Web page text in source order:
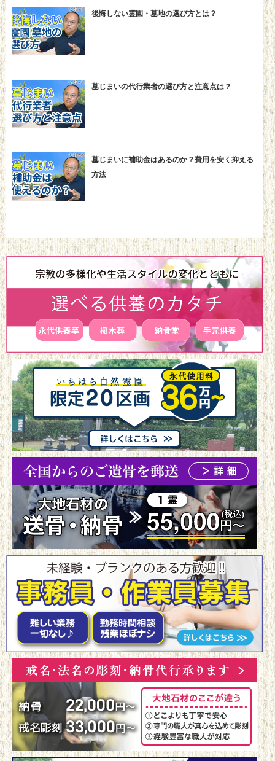
後悔しない霊園・墓地の選び方とは？
墓じまいの代行業者の選び方と注意点は？
墓じまいに補助金はあるのか？費用を安く抑える
方法